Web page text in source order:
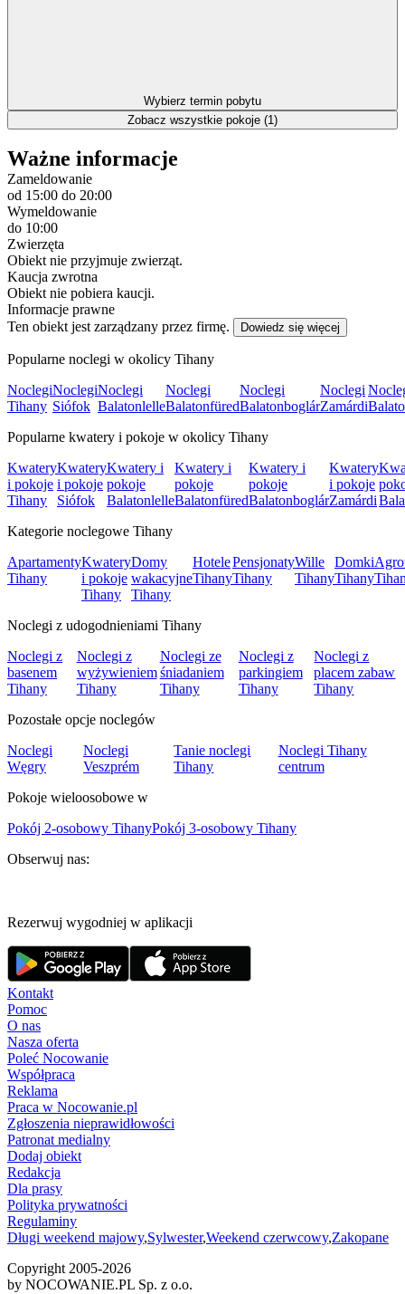
Wybierz termin pobytu
Zobacz wszystkie pokoje (1)
Ważne informacje
Zameldowanie
od 15:00 do 20:00
Wymeldowanie
do 10:00
Zwierzęta
Obiekt nie przyjmuje zwierząt.
Kaucja zwrotna
Obiekt nie pobiera kaucji.
Informacje prawne
Ten obiekt jest zarządzany przez firmę.
Dowiedz się więcej
Popularne noclegi w okolicy Tihany
Noclegi
Tihany
Noclegi
Siófok
Noclegi
Balatonlelle
Noclegi
Balatonfüred
Noclegi
Balatonboglár
Noclegi
Zamárdi
Popularne kwatery i pokoje w okolicy Tihany
Kwatery
i pokoje
Tihany
Kwatery
i pokoje
Siófok
Kwatery i
pokoje
Balatonlelle
Kwatery i
pokoje
Balatonfüred
Kwatery i
pokoje
Balatonboglár
Kwatery
i pokoje
Zamárdi
Kategorie noclegowe Tihany
Apartamenty
Tihany
Kwatery
i pokoje
Tihany
Domy
wakacyjne
Tihany
Hotele
Tihany
Pensjonaty
Tihany
Wille
Tihany
Domki
Tihany
Noclegi z udogodnieniami Tihany
Noclegi z
basenem
Tihany
Noclegi z
wyżywieniem
Tihany
Noclegi ze
śniadaniem
Tihany
Noclegi z
parkingiem
Tihany
Noclegi z
placem zabaw
Tihany
Pozostałe opcje noclegów
Noclegi
Węgry
Noclegi
Veszprém
Tanie noclegi
Tihany
Noclegi Tihany
centrum
Pokoje wieloosobowe w
Pokój 2-osobowy TihanyPokój 3-osobowy Tihany
Obserwuj nas:
Rezerwuj wygodniej w aplikacji
Kontakt
Pomoc
O nas
Nasza oferta
Poleć Nocowanie
Współpraca
Reklama
Praca w Nocowanie.pl
Zgłoszenia nieprawidłowości
Patronat medialny
Dodaj obiekt
Redakcja
Dla prasy
Polityka prywatności
Regulaminy
Długi weekend majowy,Sylwester,Weekend czerwcowy,Zakopane
Copyright 2005-2026
by NOCOWANIE.PL Sp. z o.o.